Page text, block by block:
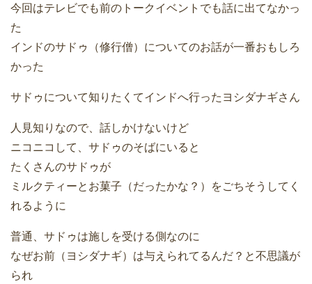
今回はテレビでも前のトークイベントでも話に出てなかっ
た
インドのサドゥ（修行僧）についてのお話が一番おもしろ
かった
サドゥについて知りたくてインドへ行ったヨシダナギさん
人見知りなので、話しかけないけど
ニコニコして、サドゥのそばにいると
たくさんのサドゥが
ミルクティーとお菓子（だったかな？）をごちそうしてく
れるように
普通、サドゥは施しを受ける側なのに
なぜお前（ヨシダナギ）は与えられてるんだ？と不思議が
られ